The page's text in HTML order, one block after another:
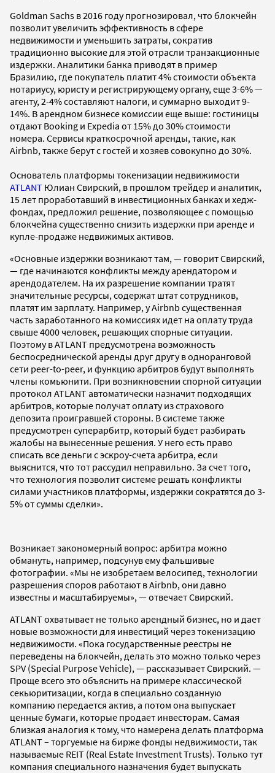
Goldman Sachs в 2016 году прогнозировал, что блокчейн
позволит увеличить эффективность в сфере
недвижимости и уменьшить затраты, сократив
традиционно высокие для этой отрасли транзакционные
издержки. Аналитики банка приводят в пример
Бразилию, где покупатель платит 4% стоимости объекта
нотариусу, юристу и регистрирующему органу, еще 3-6% —
агенту, 2-4% составляют налоги, и суммарно выходит 9-
14%. В арендном бизнесе комиссии еще выше: гостиницы
отдают Booking и Expedia от 15% до 30% стоимости
номера. Сервисы краткосрочной аренды, такие, как
Airbnb, также берут с гостей и хозяев совокупно до 30%.
Основатель платформы токенизации недвижимости
ATLANT Юлиан Свирский, в прошлом трейдер и аналитик,
15 лет проработавший в инвестиционных банках и хедж-
фондах, предложил решение, позволяющее с помощью
блокчейна существенно снизить издержки при аренде и
купле-продаже недвижимых активов.
«Основные издержки возникают там, — говорит Свирский,
— где начинаются конфликты между арендатором и
арендодателем. На их разрешение компании тратят
значительные ресурсы, содержат штат сотрудников,
платят им зарплату. Например, у Airbnb существенная
часть заработанного на комиссиях идет на оплату труда
свыше 4000 человек, решающих спорные ситуации.
Поэтому в ATLANT предусмотрена возможность
беспосреднической аренды друг другу в одноранговой
сети peer-to-peer, и функцию арбитров будут выполнять
члены комьюнити. При возникновении спорной ситуации
протокол ATLANT автоматически назначит подходящих
арбитров, которые получат оплату из страхового
депозита проигравшей стороны. В системе также
предусмотрен суперарбитр, который будет разбирать
жалобы на вынесенные решения. У него есть право
списать все деньги с эскроу-счета арбитра, если
выяснится, что тот рассудил неправильно. За счет того,
что технология позволит системе решать конфликты
силами участников платформы, издержки сократятся до 3-
5% от суммы сделки».
Возникает закономерный вопрос: арбитра можно
обмануть, например, подсунув ему фальшивые
фотографии. «Мы не изобретаем велосипед, технологии
разрешения споров работают в Airbnb, они давно
известны и масштабируемы», — отвечает Свирский.
ATLANT охватывает не только арендный бизнес, но и дает
новые возможности для инвестиций через токенизацию
недвижимости. «Пока государственные реестры не
переведены на блокчейн, делать это можно только через
SPV (Special Purpose Vehicle), — рассказывает Свирский. —
Проще всего это объяснить на примере классической
секьюритизации, когда в специально созданную
компанию передается актив, а потом она выпускает
ценные бумаги, которые продает инвесторам. Самая
близкая аналогия к тому, что намерена делать платформа
ATLANT – торгуемые на бирже фонды недвижимости, так
называемые REIT (Real Estate Investment Trusts). Только тут
компания специального назначения будет выпускать